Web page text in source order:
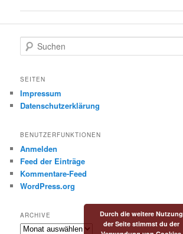
u
h
n
SEITEN
Impressum
Datenschutzerklärung
BENUTZERFUNKTIONEN
Anmelden
Feed der Einträge
Kommentare-Feed
WordPress.org
ARCHIVE
Archive
Durch die weitere Nutzung
der Seite stimmst du der